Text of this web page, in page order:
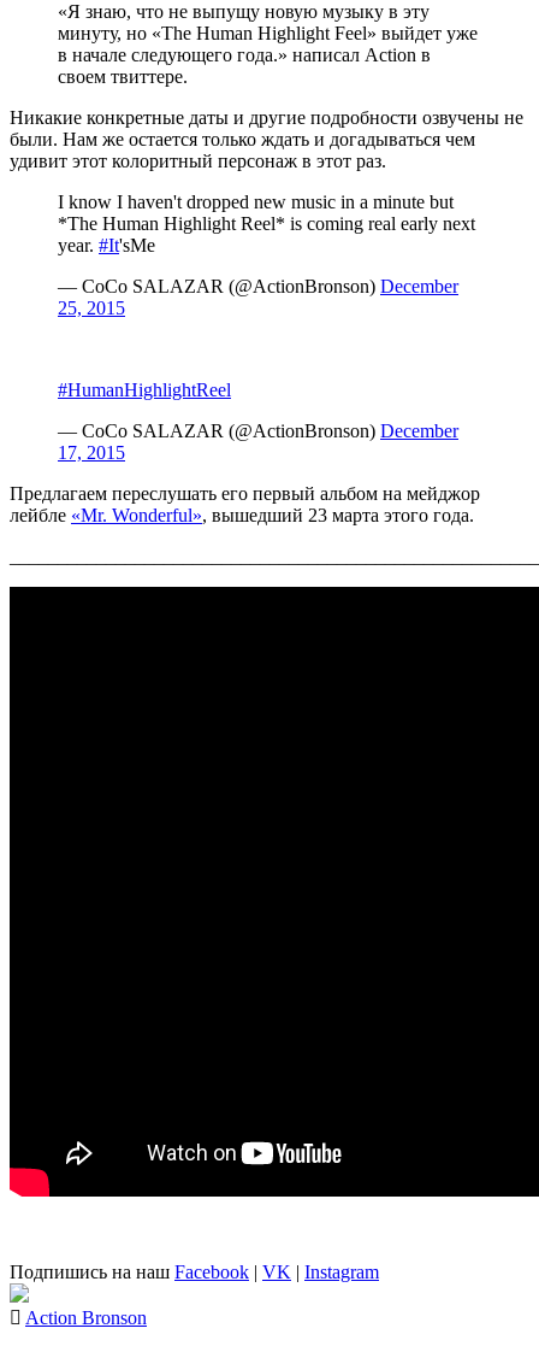
«Я знаю, что не выпущу новую музыку в эту
минуту, но «The Human Highlight Feel» выйдет уже
в начале следующего года.» написал Action в
своем твиттере.
Никакие конкретные даты и другие подробности озвучены не
были. Нам же остается только ждать и догадываться чем
удивит этот колоритный персонаж в этот раз.
I know I haven't dropped new music in a minute but
*The Human Highlight Reel* is coming real early next
year. #It'sMe
— CoCo SALAZAR (@ActionBronson) December
25, 2015
#HumanHighlightReel
— CoCo SALAZAR (@ActionBronson) December
17, 2015
Предлагаем переслушать его первый альбом на мейджор
лейбле «Mr. Wonderful», вышедший 23 марта этого года.
Подпишись на наш Facebook | VK | Instagram
Action Bronson